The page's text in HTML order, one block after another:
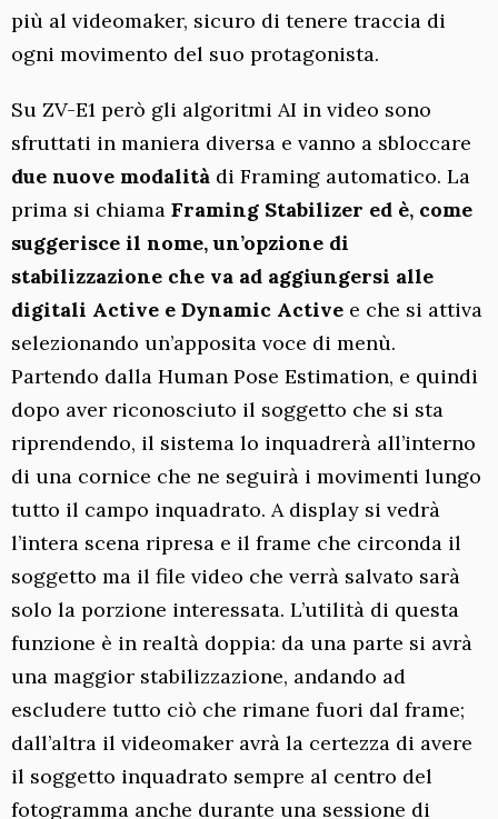
più al videomaker, sicuro di tenere traccia di
ogni movimento del suo protagonista.
Su ZV-E1 però gli algoritmi AI in video sono
sfruttati in maniera diversa e vanno a sbloccare
due nuove modalità di Framing automatico. La
prima si chiama Framing Stabilizer ed è, come
suggerisce il nome, un’opzione di
stabilizzazione che va ad aggiungersi alle
digitali Active e Dynamic Active e che si attiva
selezionando un’apposita voce di menù.
Partendo dalla Human Pose Estimation, e quindi
dopo aver riconosciuto il soggetto che si sta
riprendendo, il sistema lo inquadrerà all’interno
di una cornice che ne seguirà i movimenti lungo
tutto il campo inquadrato. A display si vedrà
l’intera scena ripresa e il frame che circonda il
soggetto ma il file video che verrà salvato sarà
solo la porzione interessata. L’utilità di questa
funzione è in realtà doppia: da una parte si avrà
una maggior stabilizzazione, andando ad
escludere tutto ciò che rimane fuori dal frame;
dall’altra il videomaker avrà la certezza di avere
il soggetto inquadrato sempre al centro del
fotogramma anche durante una sessione di